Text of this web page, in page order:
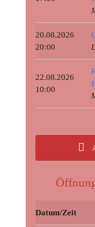
20.08.2026
20:00
22.08.2026
10:00
Datum/Zeit